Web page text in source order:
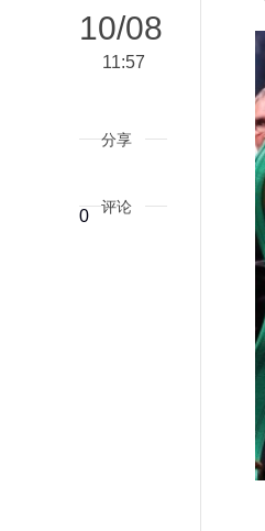
10/08
11:57
分享
评论
0